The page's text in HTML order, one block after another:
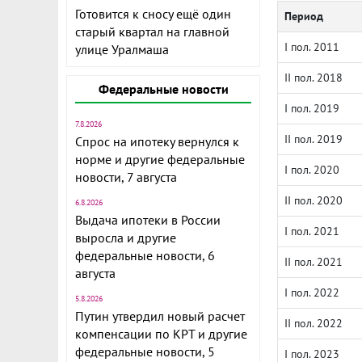
Готовится к сносу ещё один
старый квартал на главной
улице Уралмаша
Федеральные новости
7.8.2026
Спрос на ипотеку вернулся к
норме и другие федеральные
новости, 7 августа
6.8.2026
Выдача ипотеки в России
выросла и другие
федеральные новости, 6
августа
5.8.2026
Путин утвердил новый расчет
компенсации по КРТ и другие
федеральные новости, 5
Период
I пол. 2011
II пол. 2018
I пол. 2019
II пол. 2019
I пол. 2020
II пол. 2020
I пол. 2021
II пол. 2021
I пол. 2022
II пол. 2022
I пол. 2023